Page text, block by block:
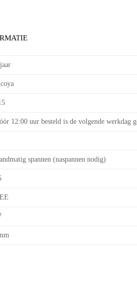
12:00 uur besteld is de volgende werkdag
spannen (naspannen nodig)